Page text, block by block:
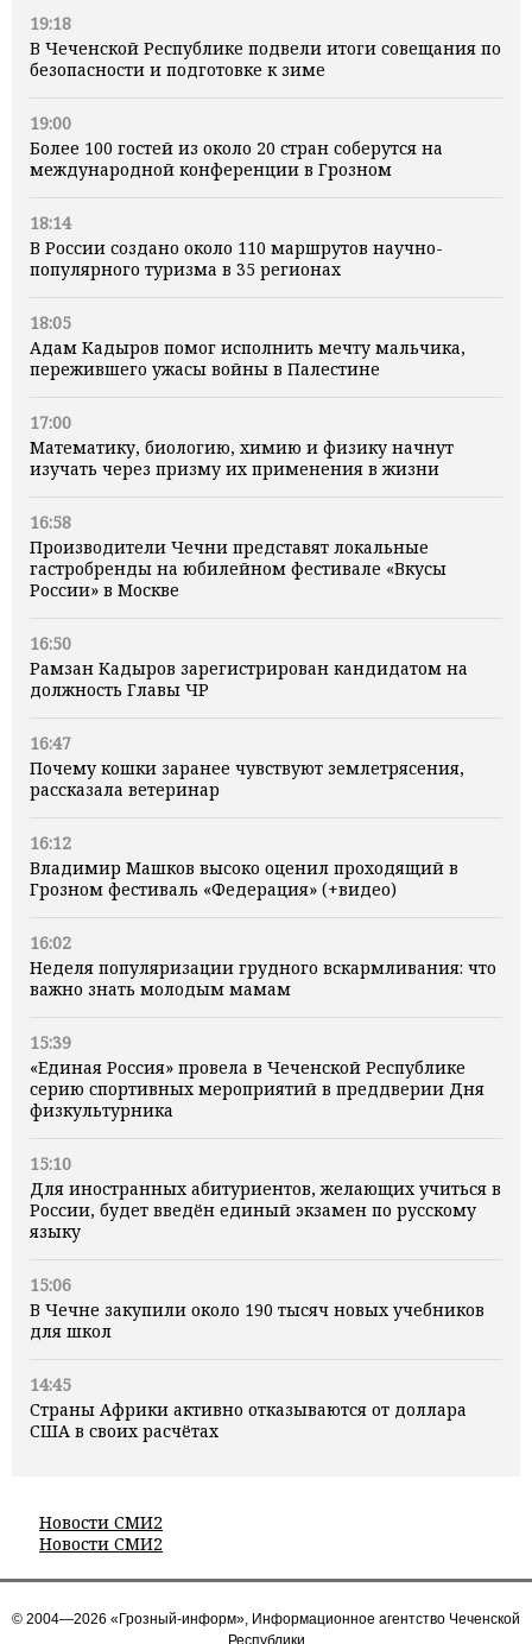
19:18
В Чеченской Республике подвели итоги совещания по
безопасности и подготовке к зиме
19:00
Более 100 гостей из около 20 стран соберутся на
международной конференции в Грозном
18:14
В России создано около 110 маршрутов научно-
популярного туризма в 35 регионах
18:05
Адам Кадыров помог исполнить мечту мальчика,
пережившего ужасы войны в Палестине
17:00
Математику, биологию, химию и физику начнут
изучать через призму их применения в жизни
16:58
Производители Чечни представят локальные
гастробренды на юбилейном фестивале «Вкусы
России» в Москве
16:50
Рамзан Кадыров зарегистрирован кандидатом на
должность Главы ЧР
16:47
Почему кошки заранее чувствуют землетрясения,
рассказала ветеринар
16:12
Владимир Машков высоко оценил проходящий в
Грозном фестиваль «Федерация» (+видео)
16:02
Неделя популяризации грудного вскармливания: что
важно знать молодым мамам
15:39
«Единая Россия» провела в Чеченской Республике
серию спортивных мероприятий в преддверии Дня
физкультурника
15:10
Для иностранных абитуриентов, желающих учиться в
России, будет введён единый экзамен по русскому
языку
15:06
В Чечне закупили около 190 тысяч новых учебников
для школ
14:45
Страны Африки активно отказываются от доллара
США в своих расчётах
Новости СМИ2
Новости СМИ2
© 2004—2026 «Грозный-информ», Информационное агентство Чеченской